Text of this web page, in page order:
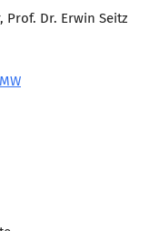
Prof. Dr. Erwin Seitz